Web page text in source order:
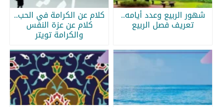
شهور الربيع وعدد أيامه..
تعريف فصل الربيع
كلام عن الكرامة في الحب..
كلام عن عزة النفس
والكرامة تويتر